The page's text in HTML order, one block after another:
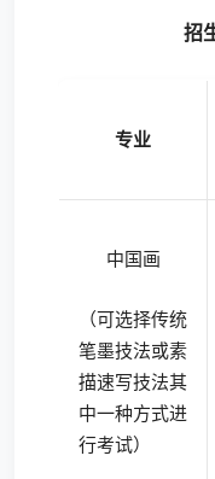
招
专业
中国画
（可选择传统
笔墨技法或素
描速写技法其
中一种方式进
行考试）